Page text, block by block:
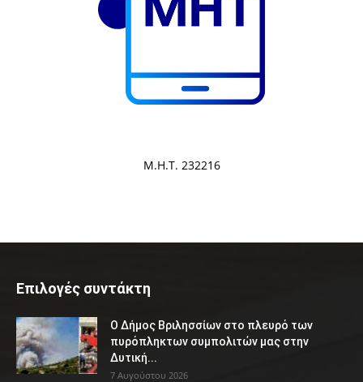
Μ.Η.Τ. 232216
Επιλογές συντάκτη
Ο Δήμος Βριλησσίων στο πλευρό των
πυρόπληκτων συμπολιτών μας στην
Δυτική...
7 Αυγούστου 2026